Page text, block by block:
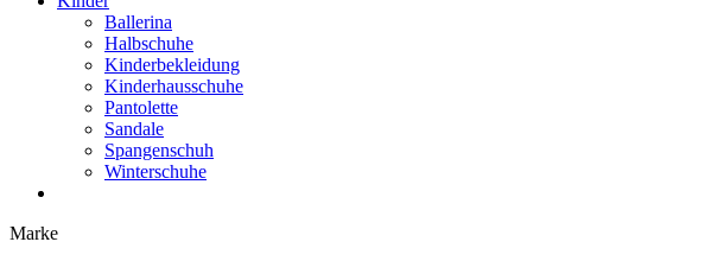
Ballerina
Halbschuhe
Kinderbekleidung
Kinderhausschuhe
Pantolette
Sandale
Spangenschuh
Winterschuhe
Marke